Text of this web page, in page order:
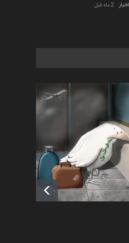
اخبار 2 ماه قبل
به یاد اردوغان باشول (۱۹۳۶–
اخبار 2 ماه قبل
رویداد کارگاهی کارتون و پوستر
«ایران سربلند» به ا…
اخبار 6 ماه قبل
فراخوان رویداد کارگاهی کارتون و
پوستر "ایران سربل…
اخبار 6 ماه قبل